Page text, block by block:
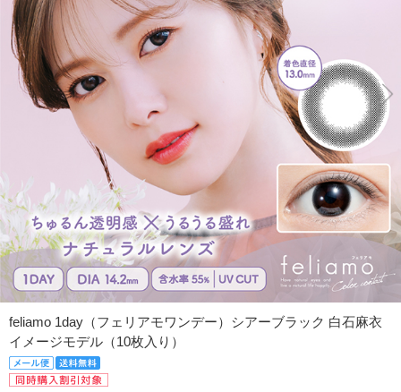
feliamo 1day（フェリアモワンデー）シアーブラック 白石麻衣
イメージモデル（10枚入り）